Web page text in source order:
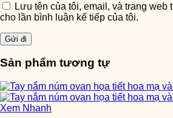
Lưu tên của tôi, email, và trang web
cho lần bình luận kế tiếp của tôi.
Sản phẩm tương tự
Xem Nhanh